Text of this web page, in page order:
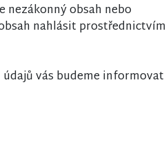
nezákonný obsah nebo
nahlásit prostřednictvím
vás budeme informovat